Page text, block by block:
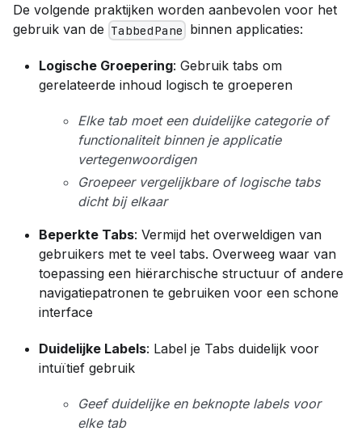
De volgende praktijken worden aanbevolen voor het
gebruik van de TabbedPane binnen applicaties:
Logische Groepering: Gebruik tabs om
gerelateerde inhoud logisch te groeperen
Elke tab moet een duidelijke categorie of
functionaliteit binnen je applicatie
vertegenwoordigen
Groepeer vergelijkbare of logische tabs
dicht bij elkaar
Beperkte Tabs: Vermijd het overweldigen van
gebruikers met te veel tabs. Overweeg waar van
toepassing een hiërarchische structuur of andere
navigatiepatronen te gebruiken voor een schone
interface
Duidelijke Labels: Label je Tabs duidelijk voor
intuïtief gebruik
Geef duidelijke en beknopte labels voor
elke tab